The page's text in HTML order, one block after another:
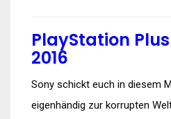
PlayStation
2016
Sony schickt euch in diesem
eigenhändig zur korrupten